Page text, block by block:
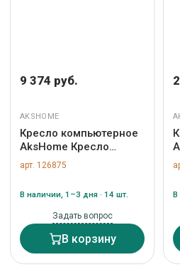
9 374 руб.
AKSHOME
Кресло компьютерное
AksHome Кресло
поворотное Grace,
розовый, экокожа арт.
арт. 126875
В наличии, 1–3 дня · 14 шт.
Задать вопрос
В корзину
В